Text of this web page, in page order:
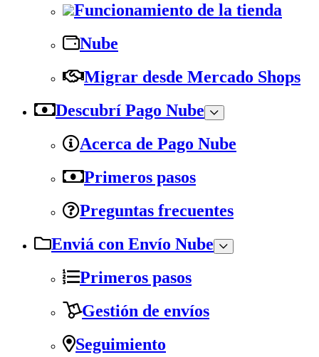
Funcionamiento de la tienda
Nube
Migrar desde Mercado Shops
Descubrí Pago Nube
Acerca de Pago Nube
Primeros pasos
Preguntas frecuentes
Enviá con Envío Nube
Primeros pasos
Gestión de envíos
Seguimiento